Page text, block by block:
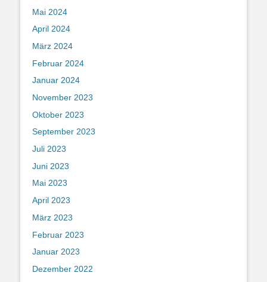
Mai 2024
April 2024
März 2024
Februar 2024
Januar 2024
November 2023
Oktober 2023
September 2023
Juli 2023
Juni 2023
Mai 2023
April 2023
März 2023
Februar 2023
Januar 2023
Dezember 2022